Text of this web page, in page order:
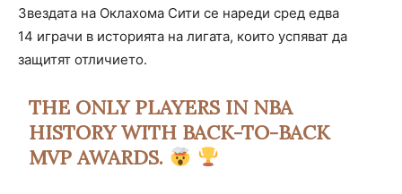
Звездата на Оклахома Сити се нареди сред едва
14 играчи в историята на лигата, които успяват да
защитят отличието.
THE ONLY PLAYERS IN NBA
HISTORY WITH BACK-TO-BACK
MVP AWARDS.